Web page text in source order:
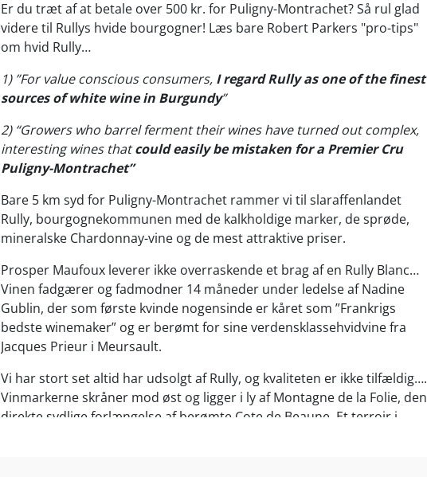
Er du træt af at betale over 500 kr. for Puligny-Montrachet? Så rul glad
videre til Rullys hvide bourgogner! Læs bare Robert Parkers "pro-tips"
om hvid Rully…
1) ”For value conscious consumers, I regard Rully as one of the finest
sources of white wine in Burgundy”
2) “Growers who barrel ferment their wines have turned out complex,
interesting wines thatcould easily be mistaken for a Premier Cru
Puligny-Montrachet”
Bare 5 km syd for Puligny-Montrachet rammer vi til slaraffenlandet
Rully, bourgognekommunen med de kalkholdige marker, de sprøde,
mineralske Chardonnay-vine og de mest attraktive priser.
Prosper Maufoux leverer ikke overraskende et brag af en Rully Blanc…
Vinen fadgærer og fadmodner 14 måneder under ledelse af Nadine
Gublin, der som første kvinde nogensinde er kåret som ”Frankrigs
bedste winemaker” og er berømt for sine verdensklassehvidvine fra
Jacques Prieur i Meursault.
Vi har stort set altid har udsolgt af Rully, og kvaliteten er ikke tilfældig….
Vinmarkerne skråner mod øst og ligger i ly af Montagne de la Folie, den
direkte sydlige forlængelse af berømte Cote de Beaune. Et terroir i